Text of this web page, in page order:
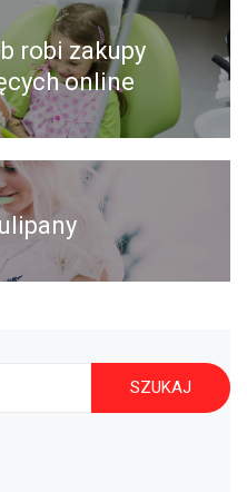
robi zakupy
online